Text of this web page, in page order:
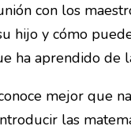
con los
hijo y cómo
ha aprendido de
mejor que
las